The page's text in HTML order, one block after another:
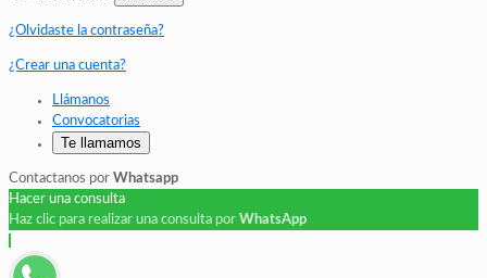
¿Olvidaste la contraseña?
¿Crear una cuenta?
Llámanos
Convocatorias
Te llamamos
Contactanos por Whatsapp
Hacer una consulta
Haz clic para realizar una consulta por WhatsApp